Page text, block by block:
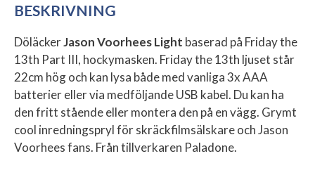
BESKRIVNING
DöläckerJason Voorhees Light baserad på Friday the
13th Part III, hockymasken. Friday the 13th ljuset står
22cm hög och kan lysa både med vanliga 3x AAA
batterier eller via medföljande USB kabel. Du kan ha
den fritt stående eller montera den på en vägg. Grymt
cool inredningspryl för skräckfilmsälskare och Jason
Voorhees fans. Från tillverkaren Paladone.